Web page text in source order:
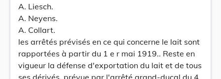
A. Liesch.
A. Neyens.
A. Collart.
les arrêtés prévisés en ce qui concerne le lait sont
rapportées à partir du 1 e r mai 1919.. Reste en
vigueur la défense d'exportation du lait et de tous
ses dérivés, prévue par l'arrêté grand-ducal du 4